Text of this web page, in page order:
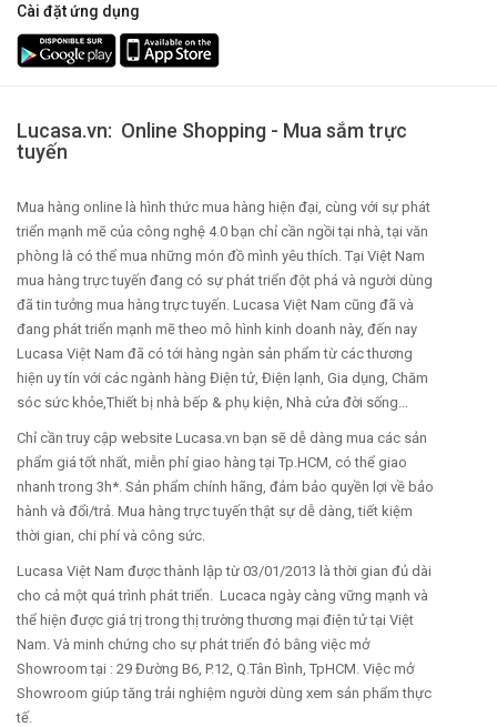
Cài đặt ứng dụng
Lucasa.vn: Online Shopping - Mua sắm trực
tuyến
Mua hàng online là hình thức mua hàng hiện đại, cùng với sự phát
triển mạnh mẽ của công nghệ 4.0 bạn chỉ cần ngồi tại nhà, tại văn
phòng là có thể mua những món đồ mình yêu thích. Tại Việt Nam
mua hàng trực tuyến đang có sự phát triển đột phá và người dùng
đã tin tưởng mua hàng trực tuyến. Lucasa Việt Nam cũng đã và
đang phát triển mạnh mẽ theo mô hình kinh doanh này, đến nay
Lucasa Việt Nam đã có tới hàng ngàn sản phẩm từ các thương
hiện uy tín với các ngành hàng Điện tử, Điện lạnh, Gia dụng, Chăm
sóc sức khỏe,Thiết bị nhà bếp & phụ kiện, Nhà cửa đời sống...
Chỉ cần truy cập website Lucasa.vn bạn sẽ dễ dàng mua các sản
phẩm giá tốt nhất, miễn phí giao hàng tại Tp.HCM, có thể giao
nhanh trong 3h*. Sản phẩm chính hãng, đảm bảo quyền lợi về bảo
hành và đổi/trả. Mua hàng trực tuyến thật sự dễ dàng, tiết kiệm
thời gian, chi phí và công sức.
Lucasa Việt Nam được thành lập từ 03/01/2013 là thời gian đủ dài
cho cả một quá trình phát triển. Lucaca ngày càng vững mạnh và
thể hiện được giá trị trong thị trường thương mại điện tử tại Việt
Nam. Và minh chứng cho sự phát triển đó bằng việc mở
Showroom tại : 29 Đường B6, P.12, Q.Tân Bình, TpHCM. Việc mở
Showroom giúp tăng trải nghiệm người dùng xem sản phẩm thực
tế.